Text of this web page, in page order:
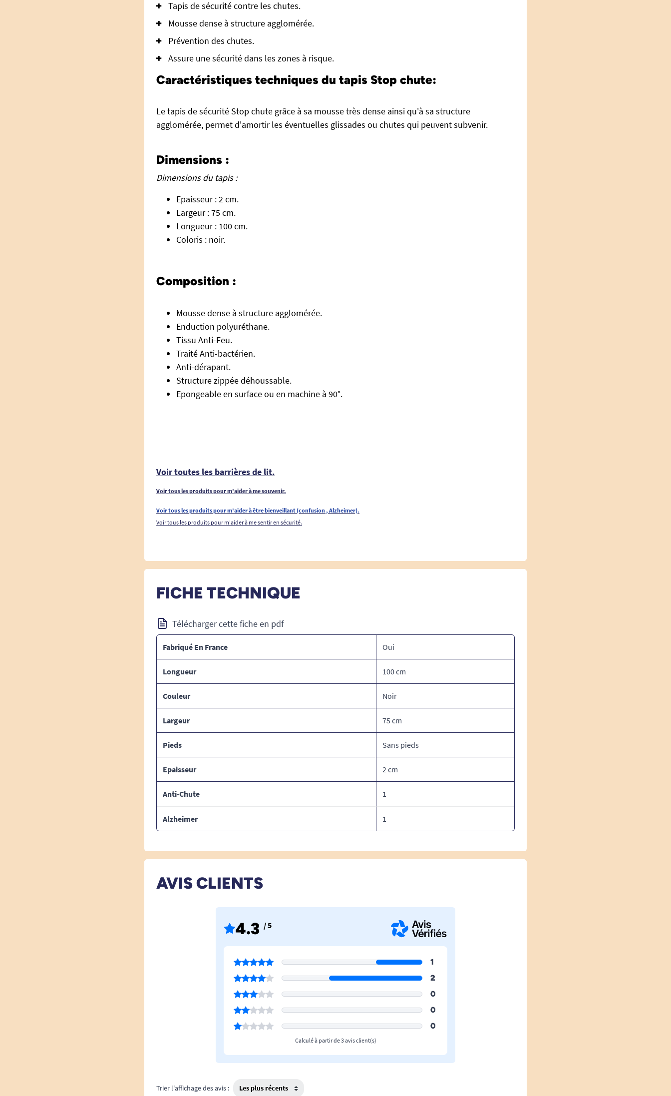
Tapis de sécurité contre les chutes.
Mousse dense à structure agglomérée.
Prévention des chutes.
Assure une sécurité dans les zones à risque.
Caractéristiques techniques du tapis Stop chute:
Le tapis de sécurité Stop chute grâce à sa mousse très dense ainsi qu'à sa structure
agglomérée, permet d'amortir les éventuelles glissades ou chutes qui peuvent subvenir.
Dimensions :
Dimensions du tapis :
Epaisseur : 2 cm.
Largeur : 75 cm.
Longueur : 100 cm.
Coloris : noir.
Composition :
Mousse dense à structure agglomérée.
Enduction polyuréthane.
Tissu Anti-Feu.
Traité Anti-bactérien.
Anti-dérapant.
Structure zippée déhoussable.
Epongeable en surface ou en machine à 90°.
Voir toutes les barrières de lit.
Voir tous les produits pour m'aider à me souvenir.
Voir tous les produits pour m'aider à être bienveillant (confusion , Alzheimer).
Voir tous les produits pour m'aider à me sentir en sécurité.
FICHE TECHNIQUE
Télécharger cette fiche en pdf
Fabriqué En France Oui
Longueur 100 cm
Couleur Noir
Largeur 75 cm
Pieds Sans pieds
Epaisseur 2 cm
Anti-Chute 1
Alzheimer 1
AVIS CLIENTS
4.3 / 5
1
2
0
0
0
Calculé à partir de 3 avis client(s)
Trier l'affichage des avis :